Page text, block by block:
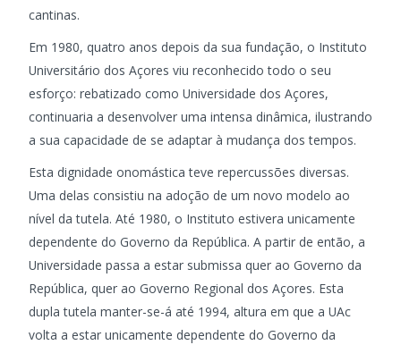
cantinas.
Em 1980, quatro anos depois da sua fundação, o Instituto
Universitário dos Açores viu reconhecido todo o seu
esforço: rebatizado como Universidade dos Açores,
continuaria a desenvolver uma intensa dinâmica, ilustrando
a sua capacidade de se adaptar à mudança dos tempos.
Esta dignidade onomástica teve repercussões diversas.
Uma delas consistiu na adoção de um novo modelo ao
nível da tutela. Até 1980, o Instituto estivera unicamente
dependente do Governo da República. A partir de então, a
Universidade passa a estar submissa quer ao Governo da
República, quer ao Governo Regional dos Açores. Esta
dupla tutela manter-se-á até 1994, altura em que a UAc
volta a estar unicamente dependente do Governo da